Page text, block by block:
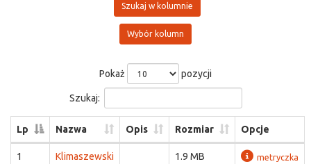
Szukaj w kolumnie
Wybór kolumn
Pokaż pozycji
Szukaj:
Lp Nazwa Opis Rozmiar Opcje
1
Klimaszewski
1.9 MB metryczka